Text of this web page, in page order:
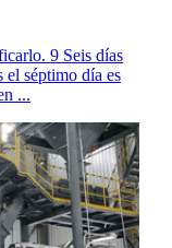
9 Seis días
el séptimo día es
...